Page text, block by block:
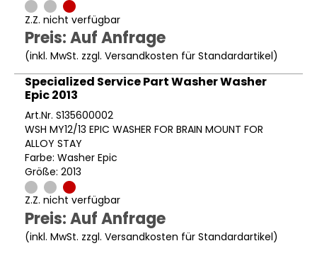
Z.Z. nicht verfügbar
Preis: Auf Anfrage
(inkl. MwSt. zzgl. Versandkosten für Standardartikel)
Specialized Service Part Washer Washer
Epic 2013
Art.Nr. S135600002
WSH MY12/13 EPIC WASHER FOR BRAIN MOUNT FOR
ALLOY STAY
Farbe: Washer Epic
Größe: 2013
Z.Z. nicht verfügbar
Preis: Auf Anfrage
(inkl. MwSt. zzgl. Versandkosten für Standardartikel)